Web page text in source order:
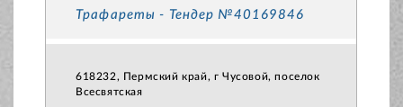
Трафареты - Тендер №40169846
618232, Пермский край, г Чусовой, поселок
Всесвятская